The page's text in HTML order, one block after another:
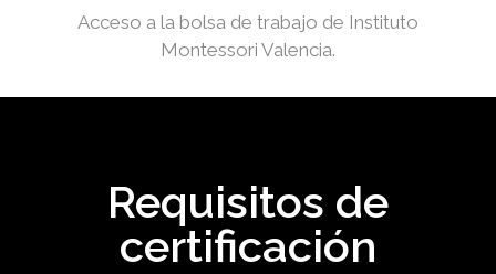
Acceso a la bolsa de trabajo de Instituto
Montessori Valencia.
Requisitos de
certificación